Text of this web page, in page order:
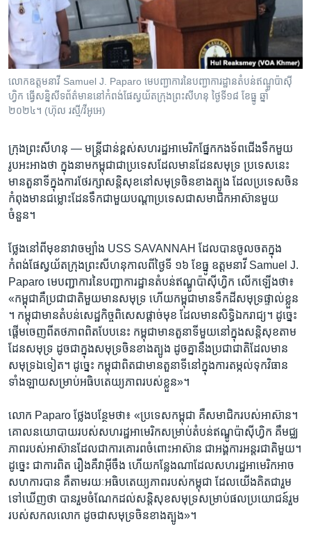
រចនា
រំលង​
និង​
ទៅ​
កាន់​
ស្វែង​
Khmer English
បណ្តាញ​សង្គម
លោកឧត្តម​នាវី​ Samuel J. Paparo មេបញ្ជាការ​នៃ​បញ្ជា​ការ​ដ្ឋាន​តំបន់​ឥណ្ឌូ​ប៉ាស៊ី
ហ្វិក​ ធ្វើសន្និសីទ​ព័ត៌មាន​នៅកំពង់​ផែ​ស្វយ័តក្រុង​ព្រះសីហនុ ថ្ងៃទី​១៨ ខែធ្នូ ឆ្នាំ​
២០២៤។​ (ហ៊ុល​ រស្មី/វីអូអេ)​
ក្រុងព្រះសីហនុ — មន្ត្រីជាន់​ខ្ពស់សហរដ្ឋអាមេរិក​ផ្នែក​កងទ័ព​ជើង​ទឹក​មួយ
រូប​អះអាង​ថា ​ក្នុងនាម​កម្ពុជា​ជា​ប្រទេស​ដែល​មាន​ដែន​សមុទ្រ ប្រទេស​នេះ​
មាន​តួនាទីក្នុង​ការ​ថែរក្សា​សន្តិសុខនៅ​សមុទ្រ​ចិន​ខាង​ត្បូង ដែល​ប្រទេស​ចិន​
កំពុង​មាន​ជម្លោះ​ដែន​ទឹក​ជាមួយ​បណ្តា​ប្រទេស​ជា​សមាជិក​អាស៊ាន​មួយ​
ចំនួន។
ថ្លែង​នៅ​ពី​មុខ​នាវា​ចម្បាំង​ USS SAVANNAH​ ដែល​បាន​ចូលចត​ក្នុង
កំពង់ផែ​ស្វយ័ត​ក្រុង​ព្រះ​សីហនុ​កាល​ពីថ្ងៃទី​ ១៦​ ខែធ្នូ​ ឧត្តម​នាវី​ Samuel J.
Paparo មេបញ្ជាការ​នៃ​បញ្ជា​ការ​ដ្ឋាន​តំបន់​ឥណ្ឌូ​ប៉ាស៊ីហ្វិក​ លើក​ឡើង​ថា៖
«កម្ពុជា​គឺ​ប្រជាជាតិមួយមាន​សមុទ្រ​ ហើយ​កម្ពុជា​មានទឹកដី​សមុទ្រ​ផ្ទាល់​ខ្លួន​
។ កម្ពុជាមាន​តំបន់​សេដ្ឋកិច្ច​ពិសេស​ផ្តាច់មុខ ដែល​មាន​សិទ្ធិឯករាជ្យ​។ ដូច្នេះ​
ផ្តើម​ចេញពី​តថភាព​ពិត​បែបនេះ​ កម្ពុជា​មាន​តួនាទី​មួយ​នៅក្នុង​សន្តិសុខ​តាម​
ដែន​សមុទ្រ ដូចជា​ក្នុងសមុទ្រ​ចិន​ខាង​ត្បូង​ ដូច​គ្នា​នឹង​ប្រជា​ជាតិ​ដែលមាន​
សមុទ្រ​ឯទៀត​។ ​ដូច្នេះ​ កម្ពុជា​ពិត​ជា​មានតួនាទី​នៅ​ក្នុងការ​តម្កល់​ទុក​វិធាន​
ទាំង​ឡាយ​សម្រាប់​អធិប​តេយ្យ​ភាព​របស់ខ្លួន»។
លោក​ Paparo ថ្លែង​បន្ថែម​ថា​៖ «ប្រទេស​កម្ពុជា គឺ​សមាជិក​របស់​អាស៊ាន​។
គោលនយោបាយ​របស់​សហរដ្ឋ​អាមេរិក​សម្រាប់​តំបន់​ឥណ្ឌូប៉ាស៊ីហ្វិក ​គឺ​មជ្ឈ
ភាព​របស់​អាស៊ាន​ដែល​ជា​ការ​គោរព​ចំពោះ​អាស៊ាន ជា​អង្គការ​អន្តរជាតិមួយ។
ដូច្នេះ​ ជាការ​ពិត​ រឿង​គឺវាអ៊ីចឹង ហើយកន្លែង​ណាដែល​សហរដ្ឋ​អាមេរិក​អាច​
សហការ​បាន​ គឺ​តាម​រយៈអធិបតេយ្យ​ភាព​របស់​កម្ពុជា ដែល​យើង​គិត​ជារួម​
ទៅ​ឃើញ​ថា បាន​រួម​ចំណែកដល់​សន្តិសុខ​សមុទ្រ​សម្រាប់​ផល​ប្រយោជន៍​រួម​
របស់​សកល​លោក​ ដូច​ជា​សមុទ្រ​ចិន​ខាង​ត្បូង»។